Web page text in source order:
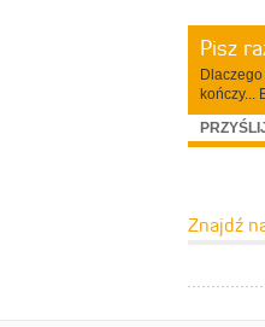
Pisz
kończy...
Znajdź